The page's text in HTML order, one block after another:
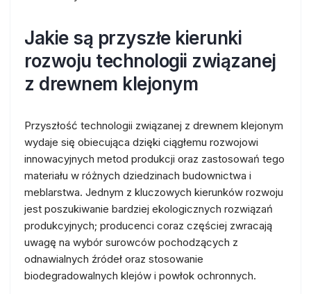
Jakie są przyszłe kierunki
rozwoju technologii związanej
z drewnem klejonym
Przyszłość technologii związanej z drewnem klejonym
wydaje się obiecująca dzięki ciągłemu rozwojowi
innowacyjnych metod produkcji oraz zastosowań tego
materiału w różnych dziedzinach budownictwa i
meblarstwa. Jednym z kluczowych kierunków rozwoju
jest poszukiwanie bardziej ekologicznych rozwiązań
produkcyjnych; producenci coraz częściej zwracają
uwagę na wybór surowców pochodzących z
odnawialnych źródeł oraz stosowanie
biodegradowalnych klejów i powłok ochronnych.